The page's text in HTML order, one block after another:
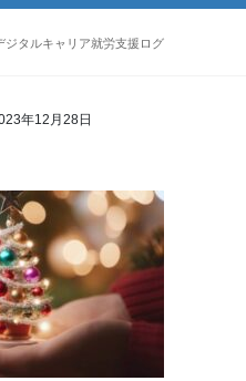
タルキャリア就労支援ログ
年12月28日